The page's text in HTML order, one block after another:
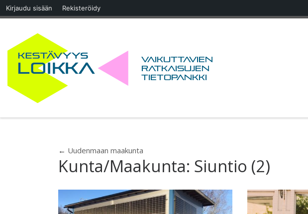
Kirjaudu sisään Rekisteröidy
Skip to content
Vaikuttavien
ratkaisujen
tietopankki
← Uudenmaan maakunta
Kunta/Maakunta: Siuntio (2)